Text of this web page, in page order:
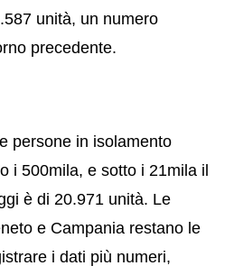
unità, un numero
precedente.
persone in isolamento
i 500mila, e sotto i 21mila il
è di 20.971 unità. Le
e Campania restano le
i dati più numeri,